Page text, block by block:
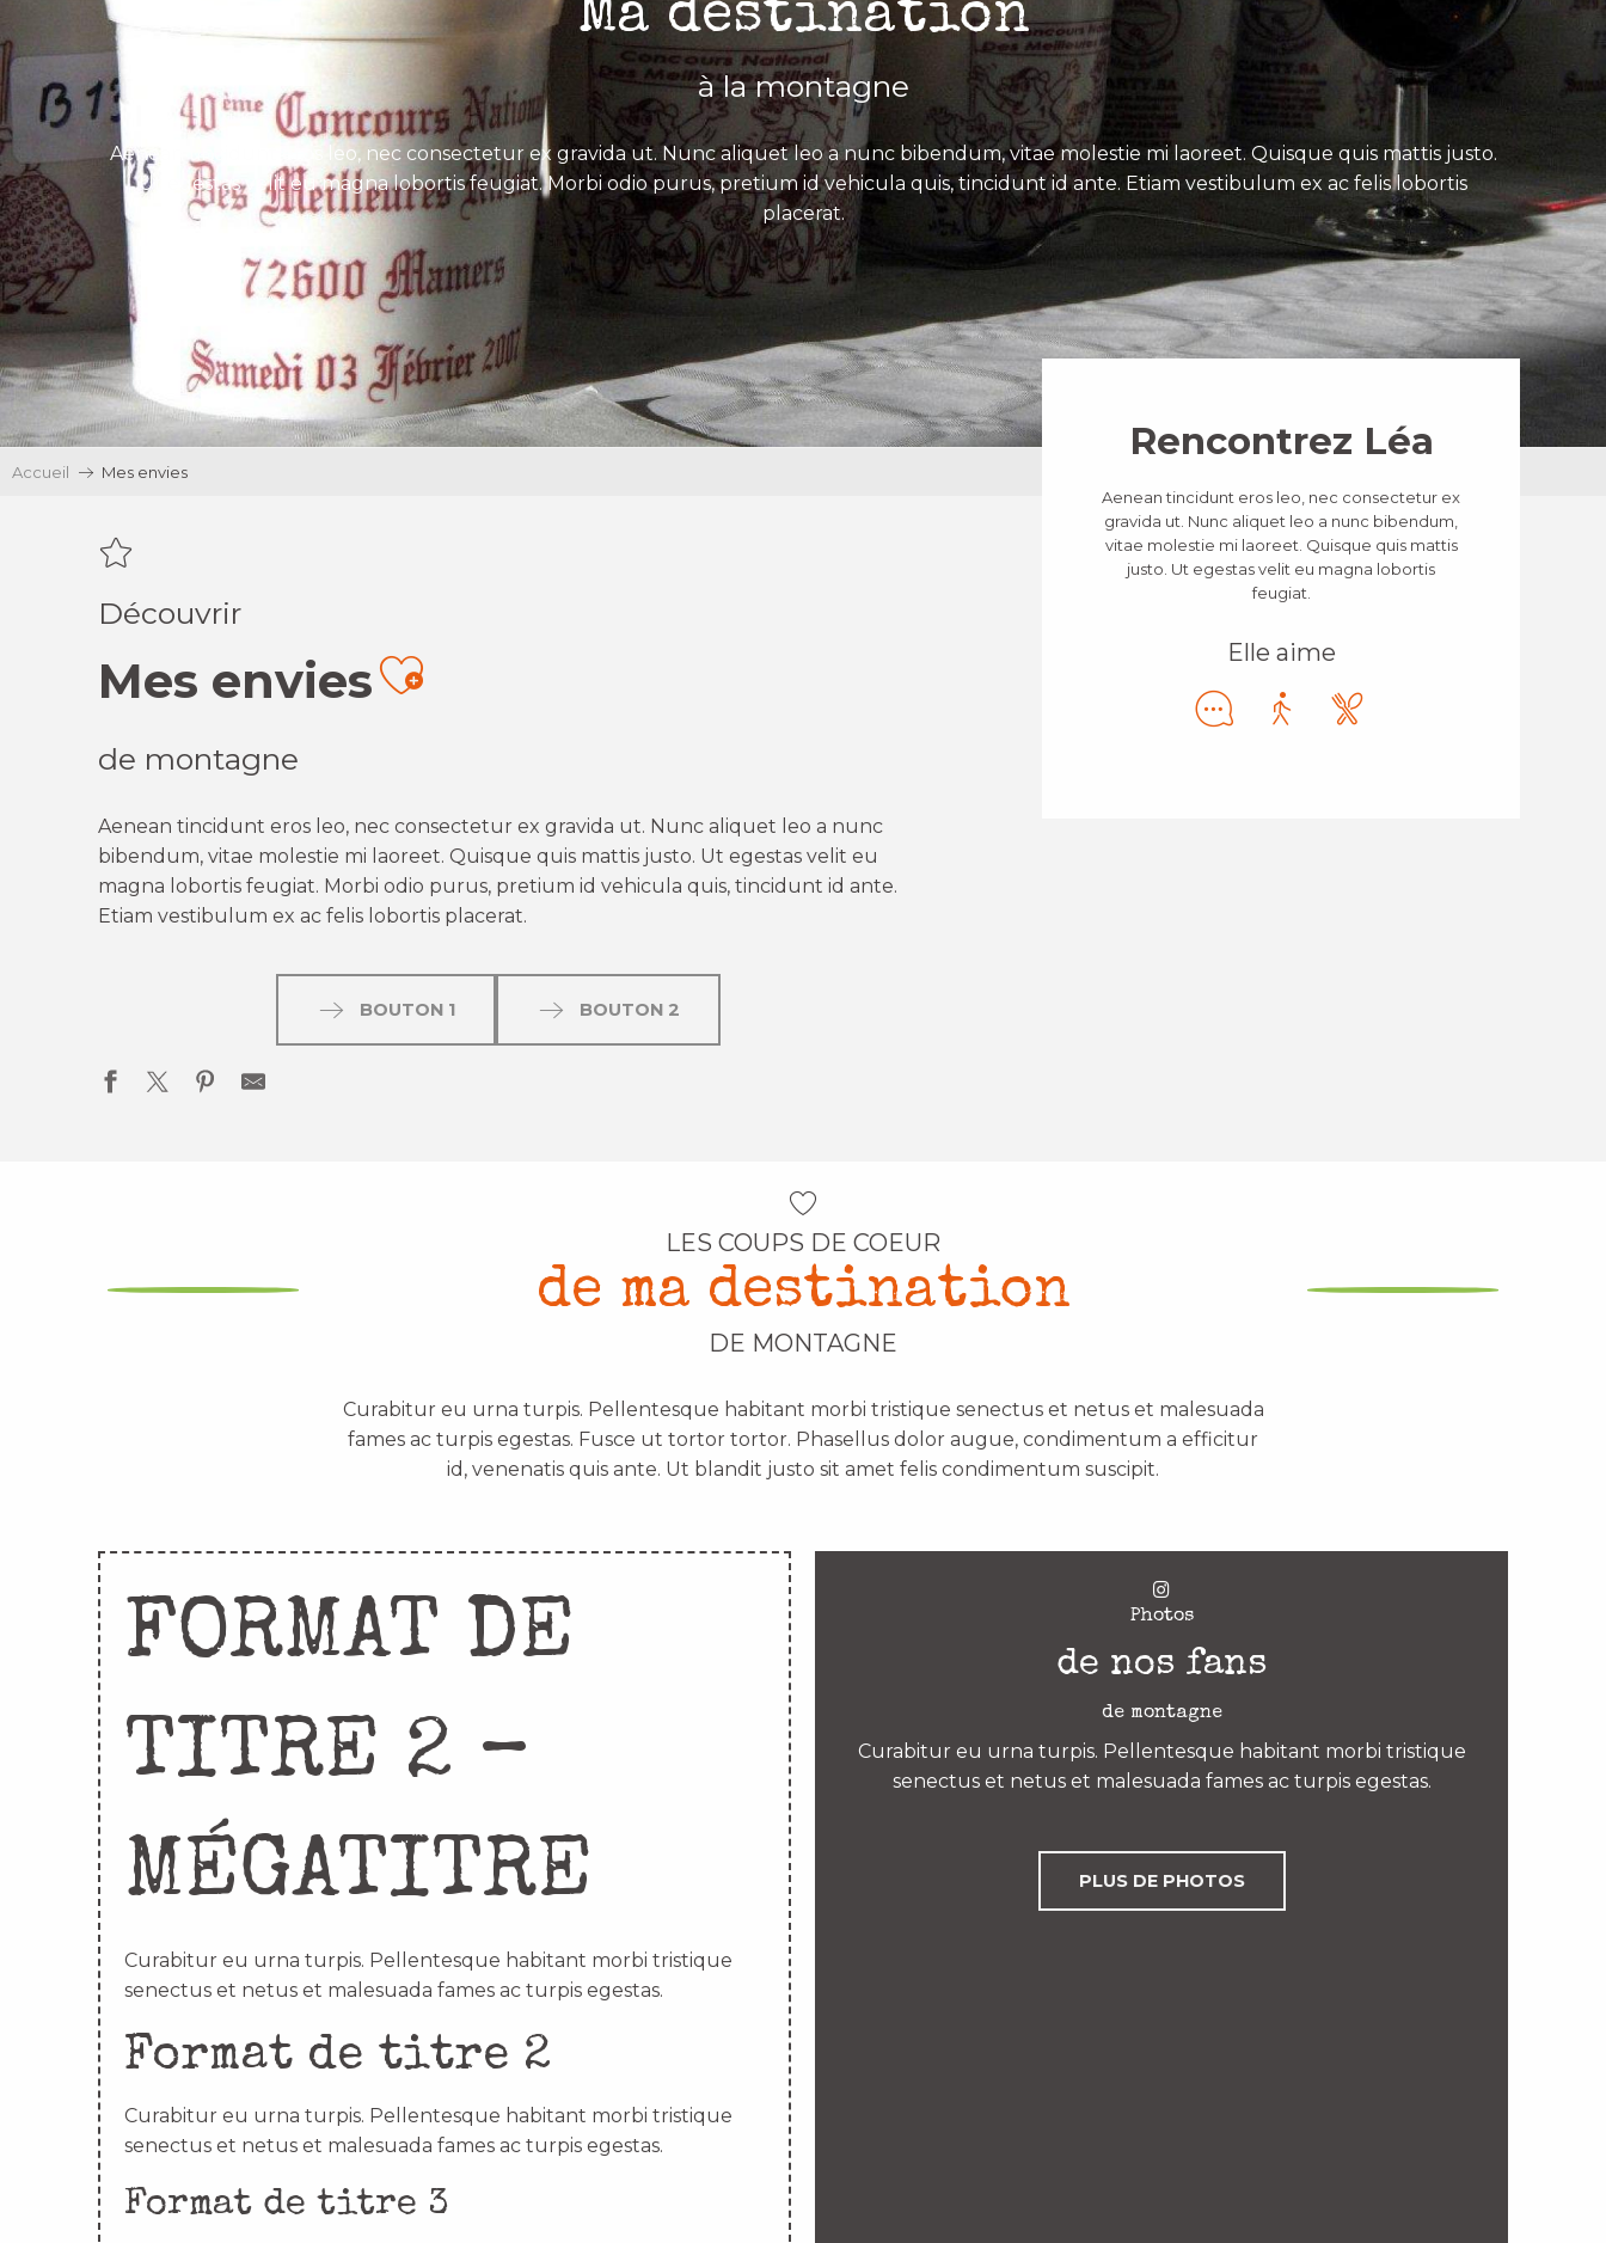
Ma destination
à la montagne
Aenean tincidunt eros leo, nec consectetur ex gravida ut. Nunc aliquet leo a nunc bibendum, vitae molestie mi laoreet. Quisque quis mattis justo.
Ut egestas velit eu magna lobortis feugiat. Morbi odio purus, pretium id vehicula quis, tincidunt id ante. Etiam vestibulum ex ac felis lobortis
placerat.
Accueil Mes envies
Découvrir
Mes enviesAjouter aux favoris
de montagne
Aenean tincidunt eros leo, nec consectetur ex gravida ut. Nunc aliquet leo a nunc
bibendum, vitae molestie mi laoreet. Quisque quis mattis justo. Ut egestas velit eu
magna lobortis feugiat. Morbi odio purus, pretium id vehicula quis, tincidunt id ante.
Etiam vestibulum ex ac felis lobortis placerat.
BOUTON 1 BOUTON 2
Rencontrez Léa
Aenean tincidunt eros leo, nec consectetur ex
gravida ut. Nunc aliquet leo a nunc bibendum,
vitae molestie mi laoreet. Quisque quis mattis
justo. Ut egestas velit eu magna lobortis
feugiat.
Elle aime
LES COUPS DE COEUR
de ma destination
DE MONTAGNE
Curabitur eu urna turpis. Pellentesque habitant morbi tristique senectus et netus et malesuada
fames ac turpis egestas. Fusce ut tortor tortor. Phasellus dolor augue, condimentum a efficitur
id, venenatis quis ante. Ut blandit justo sit amet felis condimentum suscipit.
FORMAT DE
TITRE 2 –
MÉGATITRE
Curabitur eu urna turpis. Pellentesque habitant morbi tristique
senectus et netus et malesuada fames ac turpis egestas.
Format de titre 2
Curabitur eu urna turpis. Pellentesque habitant morbi tristique
senectus et netus et malesuada fames ac turpis egestas.
Format de titre 3
Photos
de nos fans
de montagne
Curabitur eu urna turpis. Pellentesque habitant morbi tristique
senectus et netus et malesuada fames ac turpis egestas.
PLUS DE PHOTOS